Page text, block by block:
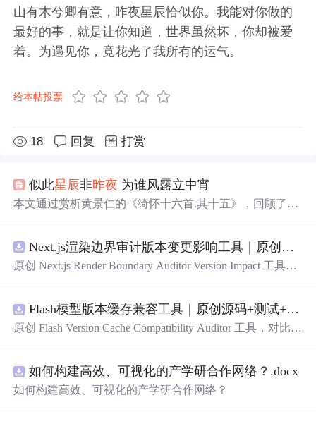
山有木兮卿有意，昨夜星辰恰似你。我能对你做的
最好的事，就是让你知道，世界虽然坏，你却被爱
着。为遇见你，竟花光了我所有的运气。
给本帖投票
18 回复 打赏
似此星辰非昨夜 为谁风露立中宵
本文通过赏析黄景仁的《绮怀十六首.其十五》，回顾了一
祝福朋友生日快乐。
Next.js渲染边界审计版本变更影响工具｜原创源码+测试+离线报告
原创 Next.js Render Boundary Auditor Version Impact 工具，
入约定、规则参数、结果结构和风险项，识别变更影响。
压缩包包含完整源码、3 项自动化测试、可复现合成示
原创与授权声明。运行时零第三方依赖，不包含热点产品
或开源项目源码、Logo、官方截图、论文、生产日志或其
他受限素材。
Flash模型版本缓存兼容工具｜原创源码+测试+离线报告
原创 Flash Version Cache Compatibility Auditor 工具，对比两
复现合成示例、离线 HTML/JSON/SVG 报告、1080×720
真实运行效果图、README、运行说明、功能清单、MIT
如何构建高效、可视化的产学研合作网络？.docx
如何构建高效、可视化的产学研合作网络？